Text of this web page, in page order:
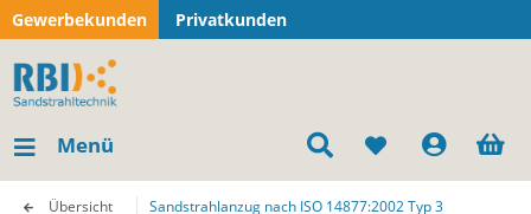
Gewerbekunden Privatkunden
Menü
Übersicht Sandstrahlanzug nach ISO 14877:2002 Typ 3